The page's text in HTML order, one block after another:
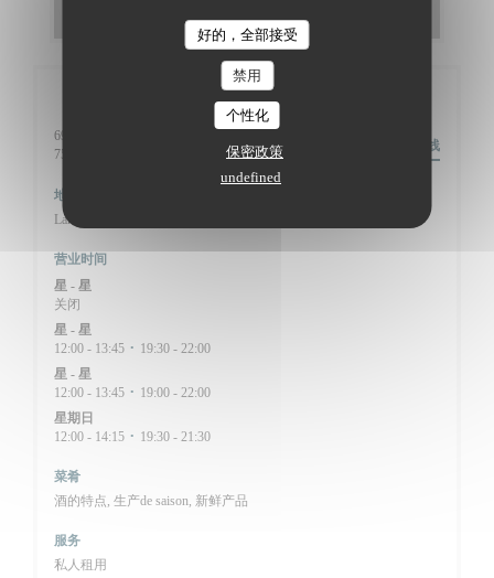
好的，全部接受
禁用
个性化
保密政策
undefined
一般信息
69 Rue Caulaincourt,
75018 Paris
路线
地铁
Lamarck-Caulaincourt (ligne 12)
营业时间
星 - 星
关闭
星 - 星
12:00 - 13:45 •
19:30 - 22:00
星 - 星
12:00 - 13:45 •
19:00 - 22:00
星期日
12:00 - 14:15 • 19:30 - 21:30
菜肴
酒的特点, 生产de saison, 新鲜产品
服务
私人租用